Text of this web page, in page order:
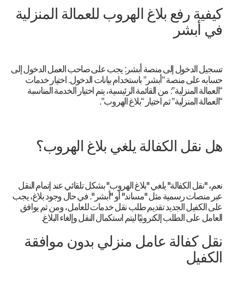
كيفية رفع بلاغ الهروب للعمالة المنزلية
في أبشر
تسجيل الدخول إلى منصة أبشر: يجب على صاحب العمل الدخول إلى
حسابه على منصة “أبشر” باستخدام بيانات الدخول. اختيار خدمات
“العمالة المنزلية”: من القائمة الرئيسية، يتم اختيار الخدمة المناسبة
“العمالة المنزلية” ثم اختيار “بلاغ الهروب”.
هل نقل الكفالة يلغي بلاغ الهروب؟
نعم، "نقل الكفالة" يلغي "بلاغ الهروب" بشكل تلقائي عند إتمام النقل
عبر منصات رسمية مثل "مساند" أو "أبشر". في حال وجود بلاغ، يجب
على الكفيل الجديد تقديم طلب نقل خدمات للعامل، ومن ثم يوافق
العامل على الطلب إلكترونيًا ليتم استكمال النقل وإلغاء البلاغ.
نقل كفالة عامل منزلي بدون موافقة
الكفيل